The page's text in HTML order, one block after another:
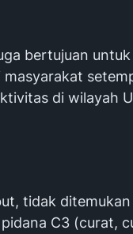
bertujuan untuk
di wilayah
tidak
C3 (curat,